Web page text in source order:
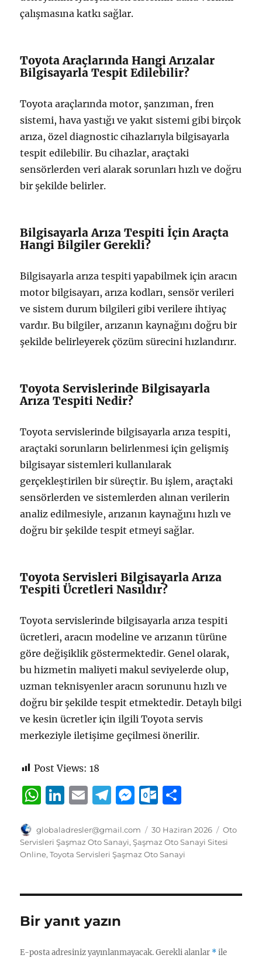
çalışmasına katkı sağlar.
Toyota Araçlarında Hangi Arızalar
Bilgisayarla Tespit Edilebilir?
Toyota araçlarında motor, şanzıman, fren
sistemi, hava yastığı ve yakıt sistemi gibi birçok
arıza, özel diagnostic cihazlarıyla bilgisayarla
tespit edilebilir. Bu cihazlar, araçtaki
sensörlerden veri alarak sorunları hızlı ve doğru
bir şekilde belirler.
Bilgisayarla Arıza Tespiti İçin Araçta
Hangi Bilgiler Gerekli?
Bilgisayarla arıza tespiti yapabilmek için aracın
motor bilgisayarı, arıza kodları, sensör verileri
ve sistem durum bilgileri gibi verilere ihtiyaç
vardır. Bu bilgiler, arızanın kaynağını doğru bir
şekilde belirleyerek çözüm sürecini hızlandırır.
Toyota Servislerinde Bilgisayarla
Arıza Tespiti Nedir?
Toyota servislerinde bilgisayarla arıza tespiti,
araçtaki sorunların belirlenmesi için gelişmiş
bilgisayar sistemleri kullanılarak
gerçekleştirilen bir süreçtir. Bu işlem, araçtaki
sensörlerden ve sistemlerden alınan verilerin
analiz edilmesiyle, arızanın kaynağını hızlı ve
doğru bir şekilde tespit etmeyi sağlar.
Toyota Servisleri Bilgisayarla Arıza
Tespiti Ücretleri Nasıldır?
Toyota servislerinde bilgisayarla arıza tespiti
ücretleri, aracın modeline ve arızanın türüne
göre değişiklik göstermektedir. Genel olarak,
bu hizmetin maliyeti makul seviyelerde olup,
uzman teknisyenler aracın sorununu hızlı ve
doğru bir şekilde tespit etmektedir. Detaylı bilgi
ve kesin ücretler için ilgili Toyota servis
merkeziyle iletişime geçilmesi önerilir.
Post Views: 18
W
at
s
p
Li
k
e
I
E
ai
l
T
e
g
a
M
ss
e
g
O
tl
o
k.
m
a
re
Yazar
globaladresler@gmail.com
Yayın
tarihi
30 Haziran 2026
Oto
Servisleri Şaşmaz Oto Sanayi,Şaşmaz Oto Sanayi Sitesi
Online,Toyota Servisleri Şaşmaz Oto Sanayi
Bir yanıt yazın
E-posta adresiniz yayınlanmayacak. Gerekli alanlar *ile